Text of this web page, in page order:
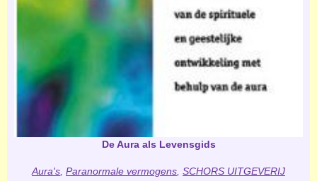
De Aura als Levensgids
Aura's Paranormale vermogens SCHORS UITGEVERIJ